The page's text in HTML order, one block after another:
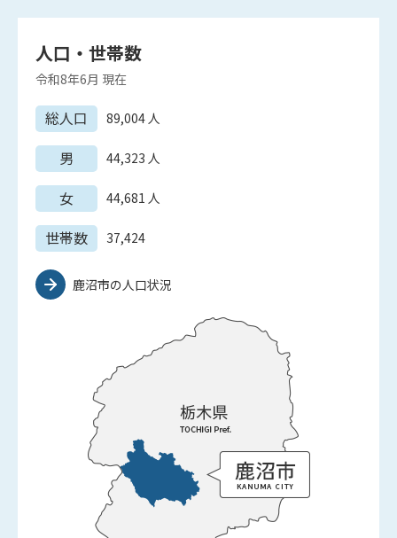
人口・世帯数
令和8年6月 現在
総人口 89,004人
男 44,323 人
女 44,681 人
世帯数 37,424
鹿沼市の人口状況